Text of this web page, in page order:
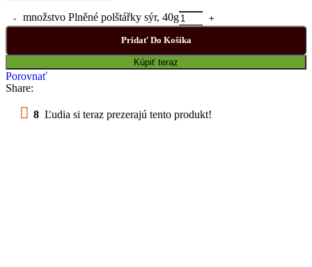
množstvo Plněné polštářky sýr, 40g
Pridať Do Košíka
Kúpiť teraz
Porovnať
Share:
8 Ľudia si teraz prezerajú tento produkt!